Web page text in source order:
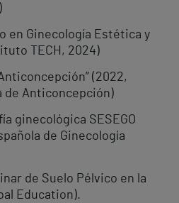
en Ginecología Estética y
TECH, 2024)
(2022,
de Anticoncepción)
ginecológica SESEGO
de Ginecología
de Suelo Pélvico en la
Education).